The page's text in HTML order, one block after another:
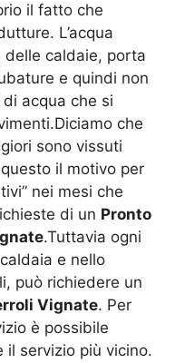
il fatto che
L’acqua
caldaie, porta
e quindi non
acqua che si
che
sono vissuti
il motivo per
nei mesi che
di un Pronto
.Tuttavia ogni
e nello
può richiedere un
Vignate. Per
è possibile
il servizio più vicino.